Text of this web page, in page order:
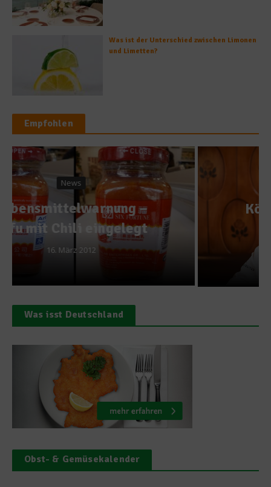
Was ist der Unterschied zwischen Limonen
und Limetten?
Empfohlen
Spitzenköche
Köche à la Carte: Maike
Menzel
17. März 2019
Was isst Deutschland
Obst- & Gemüsekalender